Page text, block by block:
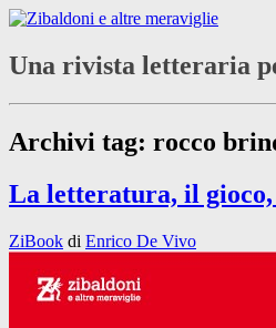
Una rivista letteraria
Archivi tag: rocco
La letteratura, il
ZiBook di Enrico De Vivo